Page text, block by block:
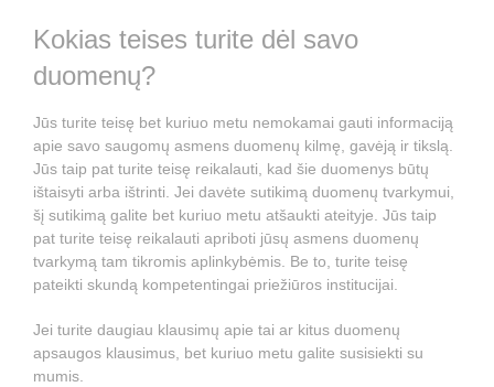
Kokias teises turite dėl savo
duomenų?
Jūs turite teisę bet kuriuo metu nemokamai gauti informaciją
apie savo saugomų asmens duomenų kilmę, gavėją ir tikslą.
Jūs taip pat turite teisę reikalauti, kad šie duomenys būtų
ištaisyti arba ištrinti. Jei davėte sutikimą duomenų tvarkymui,
šį sutikimą galite bet kuriuo metu atšaukti ateityje. Jūs taip
pat turite teisę reikalauti apriboti jūsų asmens duomenų
tvarkymą tam tikromis aplinkybėmis. Be to, turite teisę
pateikti skundą kompetentingai priežiūros institucijai.
Jei turite daugiau klausimų apie tai ar kitus duomenų
apsaugos klausimus, bet kuriuo metu galite susisiekti su
mumis.